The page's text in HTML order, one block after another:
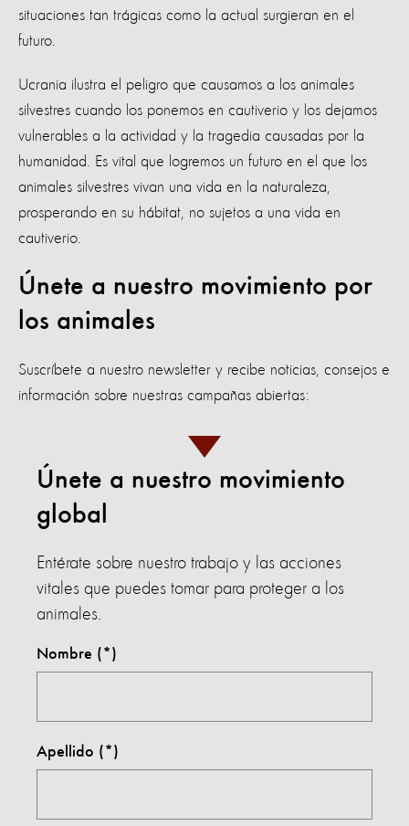
situaciones tan trágicas como la actual surgieran en el
futuro.
Ucrania ilustra el peligro que causamos a los animales
silvestres cuando los ponemos en cautiverio y los dejamos
vulnerables a la actividad y la tragedia causadas por la
humanidad. Es vital que logremos un futuro en el que los
animales silvestres vivan una vida en la naturaleza,
prosperando en su hábitat, no sujetos a una vida en
cautiverio.
Únete a nuestro movimiento por
los animales
Suscríbete a nuestro newsletter y recibe noticias, consejos e
información sobre nuestras campañas abiertas:
Únete a nuestro movimiento
global
Entérate sobre nuestro trabajo y las acciones
vitales que puedes tomar para proteger a los
animales.
Nombre
Apellido